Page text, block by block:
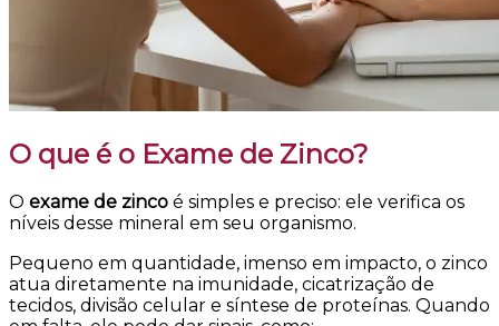
O que é o Exame de Zinco?
O exame de zinco é simples e preciso: ele verifica os
níveis desse mineral em seu organismo.
Pequeno em quantidade, imenso em impacto, o zinco
atua diretamente na imunidade, cicatrização de
tecidos, divisão celular e síntese de proteínas. Quando